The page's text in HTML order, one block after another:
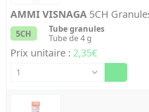
AMMI VISNAGA 5CH
5CH
Tube granules
Tube de 4 g
Prix unitaire : 2,35€